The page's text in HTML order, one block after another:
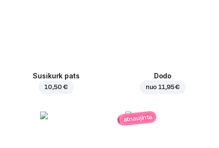
Susikurk pats
10,50 €
Dodo
nuo11,95 €
atnaujinta